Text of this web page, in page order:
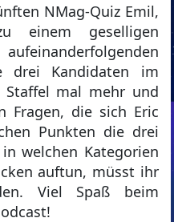
NMag-Quiz Emil,
einem geselligen
drei Kandidaten im
Staffel mal mehr und
Fragen, die sich Eric
Punkten die drei
welchen Kategorien
auftun, müsst ihr
Viel Spaß beim